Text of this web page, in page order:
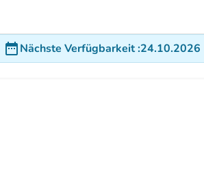
date_rangeNächste Verfügbarkeit:24.10.2026